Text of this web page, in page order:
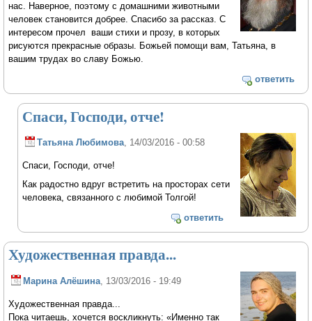
нас. Наверное, поэтому с домашними животными
человек становится добрее. Спасибо за рассказ. С
интересом прочел ваши стихи и прозу, в которых
рисуются прекрасные образы. Божьей помощи вам, Татьяна, в
вашим трудах во славу Божью.
ответить
Спаси, Господи, отче!
Татьяна Любимова, 14/03/2016 - 00:58
Спаси, Господи, отче!
Как радостно вдруг встретить на просторах сети
человека, связанного с любимой Толгой!
ответить
Художественная правда...
Марина Алёшина , 13/03/2016 - 19:49
Художественная правда...
Пока читаешь, хочется воскликнуть: «Именно так